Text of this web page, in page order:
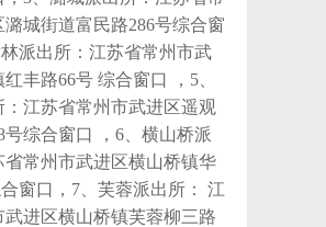
城街道富民路286号综合窗
派出所：江苏省常州市武
丰路66号 综合窗口 ，5、
：江苏省常州市武进区遥观
号综合窗口 ，6、横山桥派
省常州市武进区横山桥镇华
窗口，7、芙蓉派出所： 江
武进区横山桥镇芙蓉柳三路